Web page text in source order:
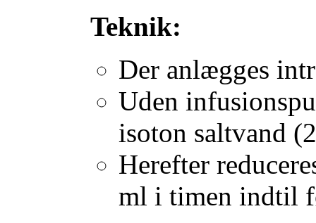
Teknik:
Der anlægges
Uden
isoton saltvand
Herefter
ml i timen indtil